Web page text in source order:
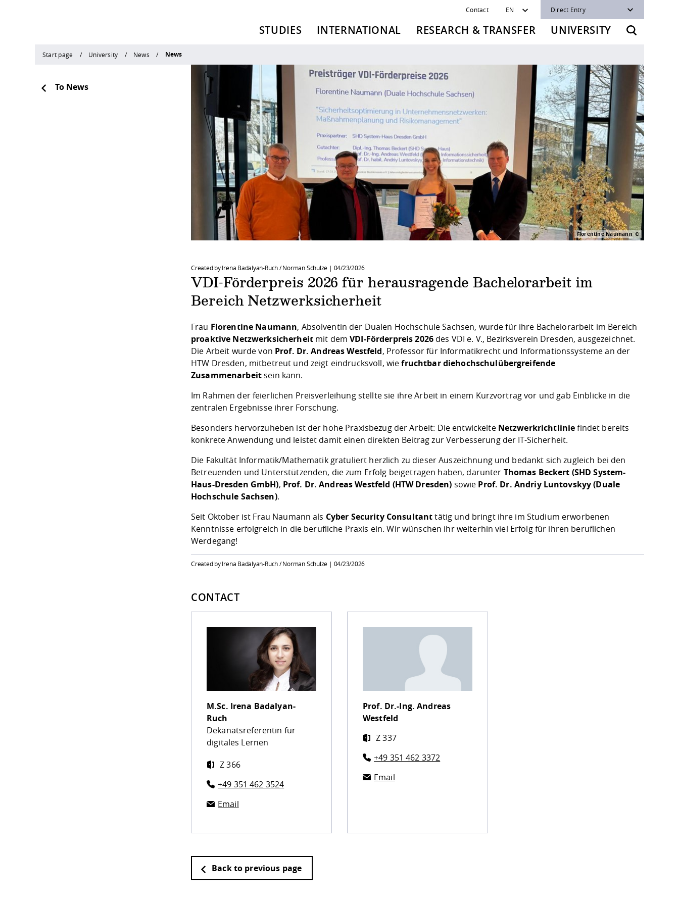
Contact EN Direct Entry
STUDIES INTERNATIONAL RESEARCH & TRANSFER UNIVERSITY
Start page University News News
To News
Florentine Naumann
Created by Irena Badalyan-Ruch / Norman Schulze | 04/23/2026
VDI-Förderpreis 2026 für herausragende Bachelorarbeit im
Bereich Netzwerksicherheit
Frau Florentine Naumann, Absolventin der Dualen Hochschule Sachsen, wurde für ihre Bachelorarbeit im Bereich
proaktive Netzwerksicherheitmit demVDI-Förderpreis 2026 des VDI e. V., Bezirksverein Dresden, ausgezeichnet.
Die Arbeit wurde von Prof. Dr. Andreas Westfeld, Professor für Informatikrecht und Informationssysteme an der
HTW Dresden, mitbetreut und zeigt eindrucksvoll, wiefruchtbar diehochschulübergreifende
Zusammenarbeitsein kann.
Im Rahmen der feierlichen Preisverleihung stellte sie ihre Arbeit in einem Kurzvortrag vor und gab Einblicke in die
zentralen Ergebnisse ihrer Forschung.
Besonders hervorzuheben ist der hohe Praxisbezug der Arbeit: Die entwickelte Netzwerkrichtliniefindet bereits
konkrete Anwendung und leistet damit einen direkten Beitrag zur Verbesserung der IT-Sicherheit.
Die Fakultät Informatik/Mathematik gratuliert herzlich zu dieser Auszeichnung und bedankt sich zugleich bei den
Betreuenden und Unterstützenden, die zum Erfolg beigetragen haben, darunter Thomas Beckert (SHD System-
Haus-Dresden GmbH), Prof. Dr. Andreas Westfeld (HTW Dresden) sowie Prof. Dr. Andriy Luntovskyy (Duale
Hochschule Sachsen).
Seit Oktober ist Frau Naumann als Cyber Security Consultanttätig und bringt ihre im Studium erworbenen
Kenntnisse erfolgreich in die berufliche Praxis ein. Wir wünschen ihr weiterhin viel Erfolg für ihren beruflichen
Werdegang!
Created by Irena Badalyan-Ruch / Norman Schulze | 04/23/2026
CONTACT
M.Sc. Irena Badalyan-
Ruch
Dekanatsreferentin für
digitales Lernen
Z 366
+49 351 462 3524
Email
Prof. Dr.-Ing.Andreas
Westfeld
Z 337
+49 351 462 3372
Email
Back to previous page